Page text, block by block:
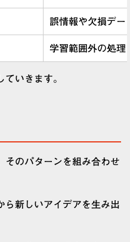
誤情報や欠損デー
学習範囲外の処理
いきます。
そのパターンを組み合わせ
ら新しいアイデアを生み出